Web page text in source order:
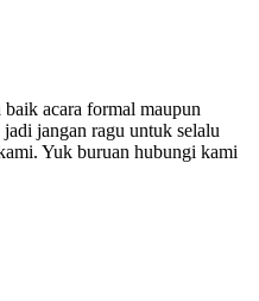
acara formal maupun
jangan ragu untuk selalu
Yuk buruan hubungi kami